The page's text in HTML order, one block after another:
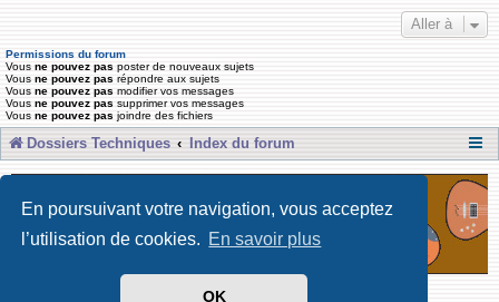
En poursuivant votre navigation, vous acceptez
l’utilisation de cookies. En savoir plus
OK
Aller à
Permissions du forum
Vous ne pouvez pas poster de nouveaux sujets
Vous ne pouvez pas répondre aux sujets
Vous ne pouvez pas modifier vos messages
Vous ne pouvez pas supprimer vos messages
Vous ne pouvez pas joindre des fichiers
Dossiers Techniques Index du forum